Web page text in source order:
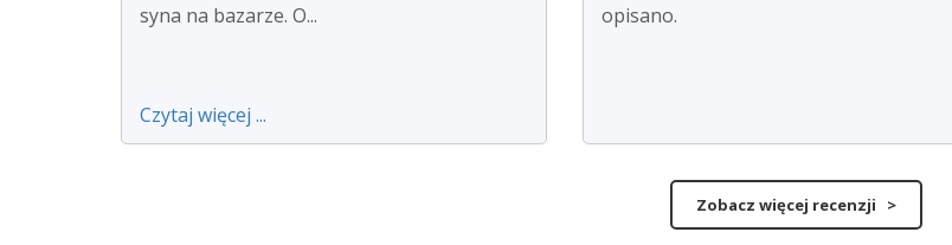
syna na bazarze. O...
Czytaj więcej ...
opisano.
Zobacz więcej recenzji >